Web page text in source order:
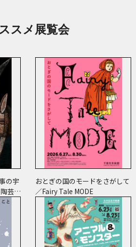
スメ展覧会
の宇
芸作
ン
おとぎの国のモードをさがして
／Fairy Tale MODE